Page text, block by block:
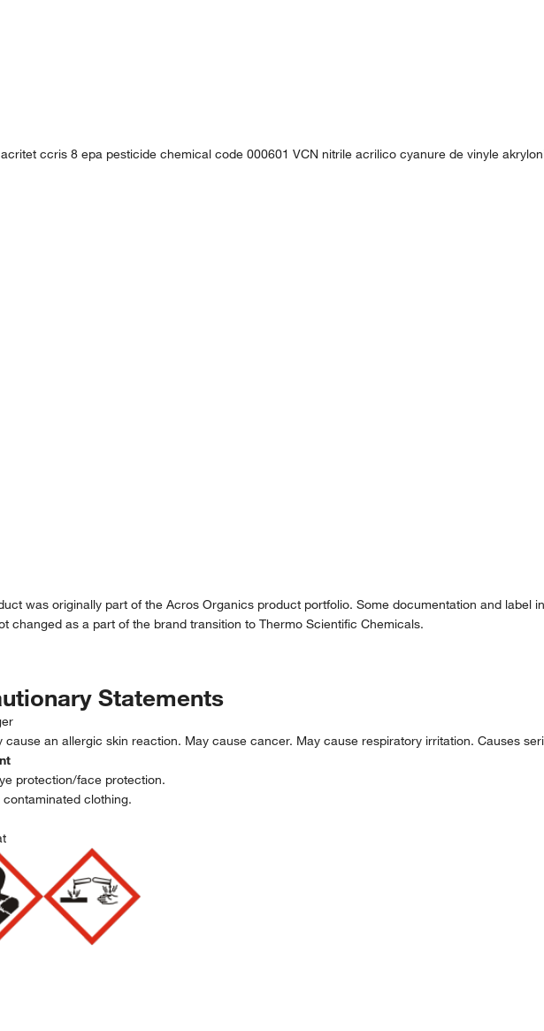
ccris 8 epa pesticide chemical code 000601 VCN nitrile acrilico cyanure de vinyle
was originally part of the Acros Organics product portfolio. Some documentation and label
changed as a part of the brand transition to Thermo Scientific Chemicals.
Statements
an allergic skin reaction. May cause cancer. May cause respiratory irritation. Causes
protection/face protection.
contaminated clothing.